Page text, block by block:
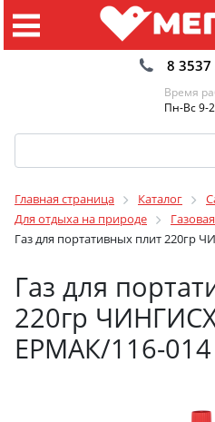
8 3537
Время
Пн-Вс 9-
Главная страница Каталог
Для отдыха на природе
Газ для портативных плит 220гр
Газ для
220гр
ЕРМАК/116-014